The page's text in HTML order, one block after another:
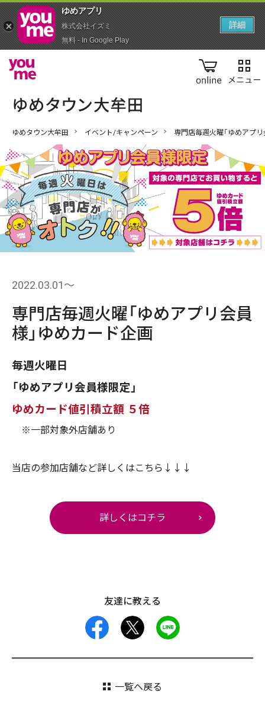
online
ゆめタウン大牟田 イベント/キャンペーン 専門店毎週火曜「ゆめアプ
2022.03.01〜
専門店毎週火曜「ゆめアプリ会員
様」ゆめカード企画
毎週火曜日
「ゆめアプリ会員様限定」
ゆめカード値引積立額 ５倍
※一部対象外店舗あり
当店の参加店舗など詳しくはこちら↓↓↓
詳しくはコチラ
友達に教える
facebook
一覧へ戻る
ゆめアプ‪リ‬
株式会社イズミ
無料 - In Google Play
詳細